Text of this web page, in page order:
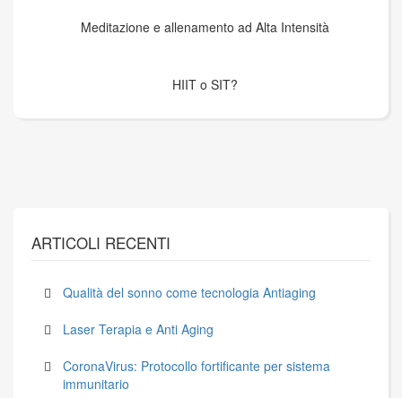
Meditazione e allenamento ad Alta Intensità
HIIT o SIT?
ARTICOLI RECENTI
Qualità del sonno come tecnologia Antiaging
Laser Terapia e Anti Aging
CoronaVirus: Protocollo fortificante per sistema
immunitario